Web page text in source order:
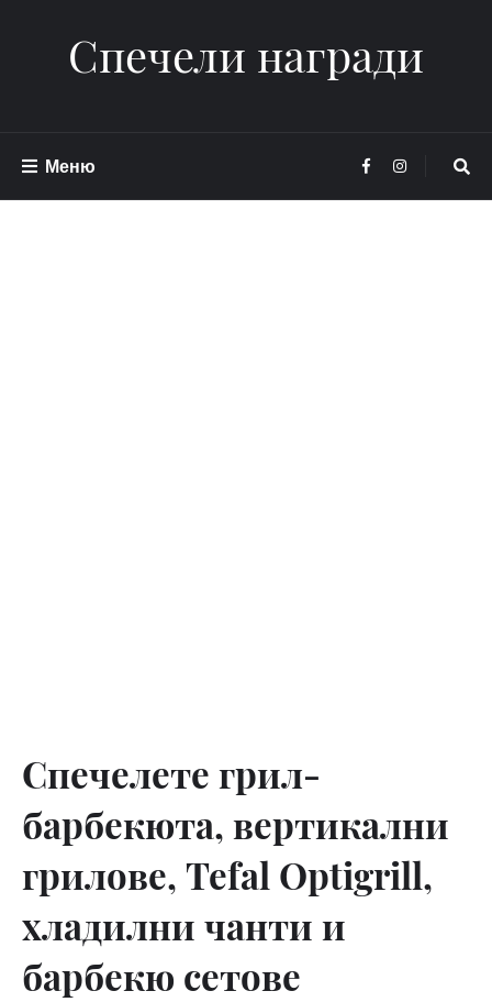
Спечели награди
Меню
Спечелете грил-
барбекюта, вертикални
грилове, Tefal Optigrill,
хладилни чанти и
барбекю сетове